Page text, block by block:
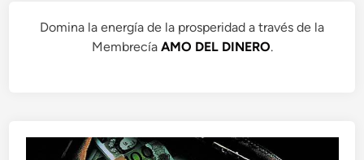
Domina la energía de la prosperidad a través de la
Membrecía AMO DEL DINERO.